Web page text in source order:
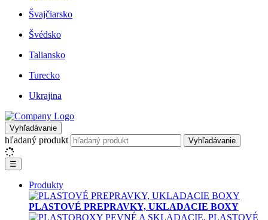
Švajčiarsko
Švédsko
Taliansko
Turecko
Ukrajina
Vyhľadávanie
hľadaný produkt Vyhľadávanie
☰
Produkty
PLASTOVÉ PREPRAVKY, UKLADACIE BOXY